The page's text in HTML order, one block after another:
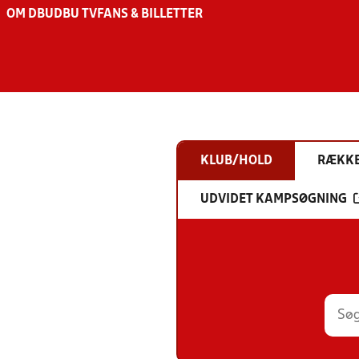
OM DBU DBU TV FANS & BILLETTER
KLUB/HOLD
UDVIDET KAMPSØGNING